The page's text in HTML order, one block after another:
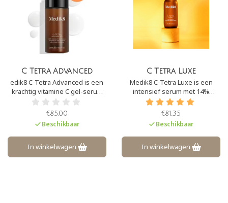
C Tetra Advanced
edik8 C-Tetra Advanced is een
krachtig vitamine C gel-serum
met 20% gestabiliseerde
vitamine C en fyto-
exosomen. Deze formule
verheldert de huid, versterkt de
huidbarrière en werkt als
antioxidant.
€85,00
Beschikbaar
In winkelwagen
C Tetra Luxe
Medik8 C-Tetra Luxe is een
intensief serum met 14%
stabiele vitamine C. C-Tetra
Luxe is de nieuwe naam voor C-
Tetra Intense. Dit serum zorgt
ervoor dat UV-schade in de
huid wordt hersteld en er een
prachtige ‘glow’ tevoorschijn
wordt gehaald.
€81,35
Beschikbaar
In winkelwagen